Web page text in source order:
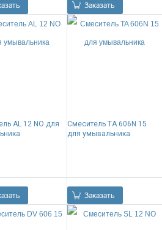
Заказать
AL 12 NO для
Смеситель TA 606N 15
для умывальника
Заказать